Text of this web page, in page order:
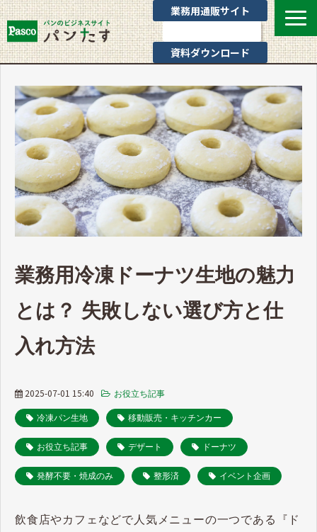
業務用通販サイト
資料ダウンロード
業態別提案
カテゴリ一覧
お役立ちブログ
Pascoのサポート
通販サイトのご案内
よくあるご質問
業務用冷凍ドーナツ生地の魅力
とは？ 失敗しない選び方と仕
入れ方法
2025-07-01 15:40 お役立ち記事
冷凍パン生地 移動販売・キッチンカー
お役立ち記事 デザート ドーナツ
発酵不要・焼成のみ 整形済 イベント企画
飲食店やカフェなどで人気メニューの一つである『ド